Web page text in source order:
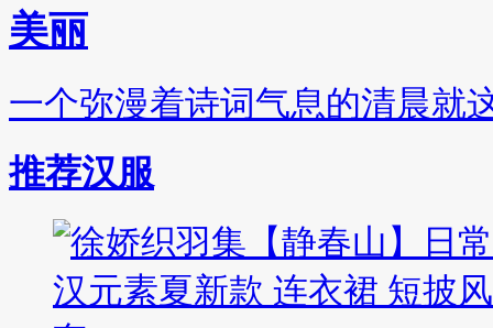
美丽
一个弥漫着诗词气息的清晨就
推荐汉服